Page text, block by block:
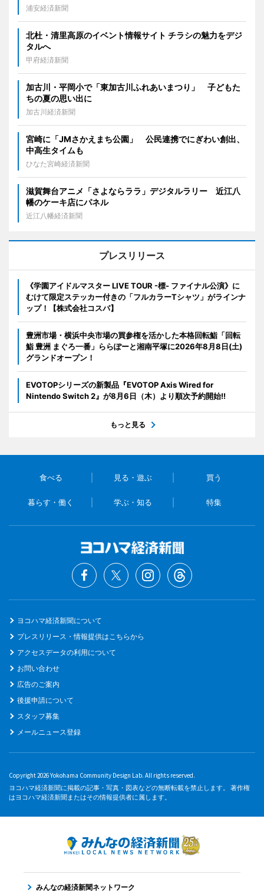
浦安経済新聞
北杜・清里高原のイベント情報サイト チラシの魅力をデジ
タルへ
甲府経済新聞
加古川・平岡小で「東加古川ふれあいまつり」 子どもた
ちの夏の思い出に
加古川経済新聞
宮崎に「JMさかえまち公園」 公民連携でにぎわい創出、
中高生タイムも
ひなた宮崎経済新聞
滋賀舞台アニメ「さよならララ」デジタルラリー 近江八
幡のケーキ店にパネル
近江八幡経済新聞
プレスリリース
《学園アイドルマスター LIVE TOUR -標- ファイナル公演》に
むけて限定ステッカー付きの「フルカラーTシャツ」がラインナ
ップ！【株式会社コスパ】
豊洲市場・横浜中央市場の買参権を活かした本格回転鮨「回転
鮨 豊洲 まぐろ一番」ららぽーと湘南平塚に2026年8月8日(土)
グランドオープン！
EVOTOPシリーズの新製品『EVOTOP Axis Wired for
Nintendo Switch 2』が8月6日（木）より順次予約開始!!
もっと見る
食べる 見る・遊ぶ 買う
暮らす・働く 学ぶ・知る 特集
ヨコハマ経済新聞について
プレスリリース・情報提供はこちらから
アクセスデータの利用について
お問い合わせ
広告のご案内
後援申請について
スタッフ募集
メールニュース登録
Copyright 2026 Yokohama Community Design Lab. All rights reserved.
ヨコハマ経済新聞に掲載の記事・写真・図表などの無断転載を禁止します。 著作権
はヨコハマ経済新聞またはその情報提供者に属します。
みんなの経済新聞ネットワーク